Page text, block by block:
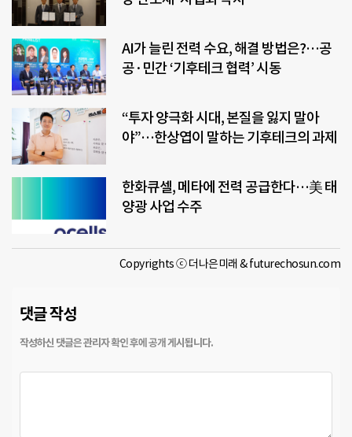
AI가 늘린 전력 수요, 해결 방법은?…공
공·민간 ‘기후테크 협력’ 시동
“투자 양극화 시대, 본질을 잃지 말아
야”…한상엽이 말하는 기후테크의 과제
한화큐셀, 메타에 전력 공급한다…美 태
양광 사업 수주
Copyrights ⓒ 더나은미래 & futurechosun.com
댓글 작성